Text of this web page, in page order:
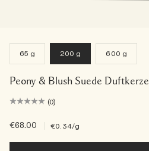
65 g 200 g 600 g
Peony & Blush Suede Duftkerze
(0)
€68.00 €0.34/g